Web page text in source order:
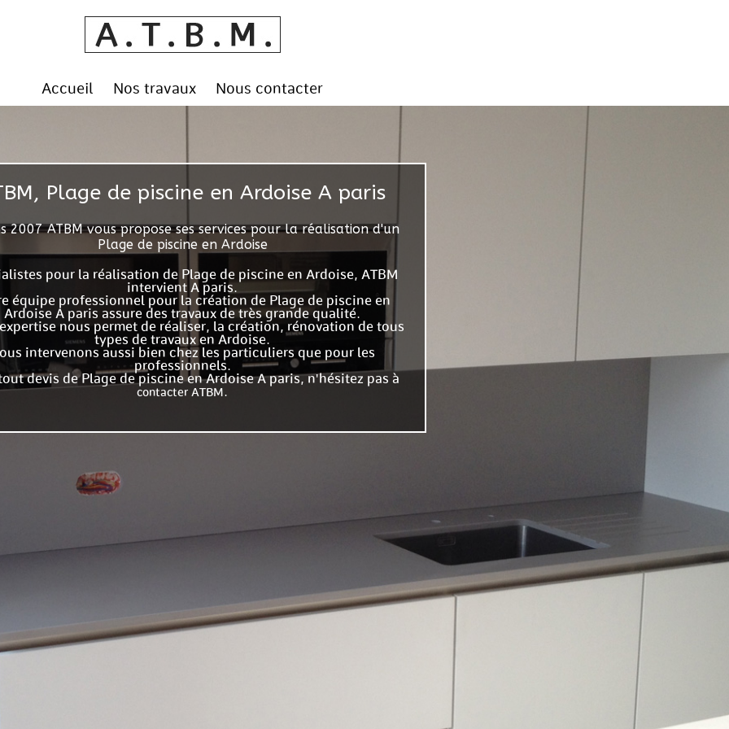
Accueil Nos travaux Nous contacter
Plage de piscine en Ardoise A paris
2007 ATBM vous propose ses services pour la réalisation d'un
Plage de piscine en Ardoise
pour la réalisation de Plage de piscine en Ardoise, ATBM
intervient A paris.
équipe professionnel pour la création de Plage de piscine en
Ardoise A paris assure des travaux de très grande qualité.
nous permet de réaliser, la création, rénovation de tous
types de travaux en Ardoise.
intervenons aussi bien chez les particuliers que pour les
professionnels.
devis de Plage de piscine en Ardoise A paris, n'hésitez pas à
contacter ATBM.